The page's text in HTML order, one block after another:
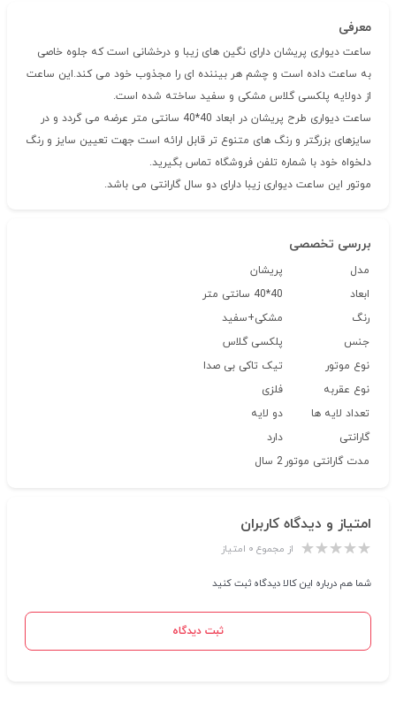
معرفی
ساعت دیواری پریشان دارای نگین های زیبا و درخشانی است که جلوه خاصی
به ساعت داده است و چشم هر بیننده ای را مجذوب خود می کند.این ساعت
از دولایه پلکسی گلاس مشکی و سفید ساخته شده است.
ساعت دیواری طرح پریشان در ابعاد 40*40 سانتی متر عرضه می گردد و در
سایزهای بزرگتر و رنگ های متنوع تر قابل ارائه است جهت تعیین سایز و رنگ
دلخواه خود با شماره تلفن فروشگاه تماس بگیرید.
موتور این ساعت دیواری زیبا دارای دو سال گارانتی می باشد.
بررسی تخصصی
مدل
پریشان
ابعاد
40*40 سانتی متر
رنگ
مشکی+سفید
جنس
پلکسی گلاس
نوع موتور
تیک تاکی بی صدا
نوع عقربه
فلزی
تعداد لایه ها
دو لایه
گارانتی
دارد
مدت گارانتی موتور 2 سال
امتیاز و دیدگاه کاربران
از مجموع ۰ امتیاز
شما هم درباره این کالا دیدگاه ثبت کنید
ثبت دیدگاه